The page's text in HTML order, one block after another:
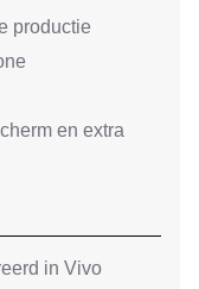
productie
en extra
in Vivo